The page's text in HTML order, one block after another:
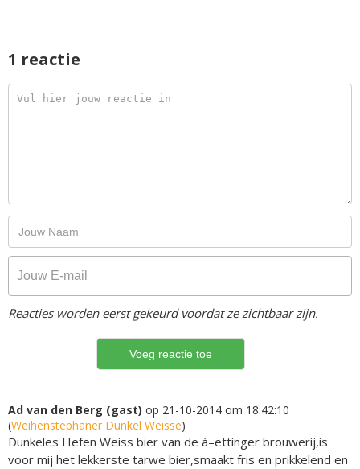
1 reactie
Reacties worden eerst gekeurd voordat ze zichtbaar zijn.
Ad van den Berg (gast) op 21-10-2014 om 18:42:10
(Weihenstephaner Dunkel Weisse)
Dunkeles Hefen Weiss bier van de à–ettinger brouwerij,is
voor mij het lekkerste tarwe bier,smaakt fris en prikkelend en